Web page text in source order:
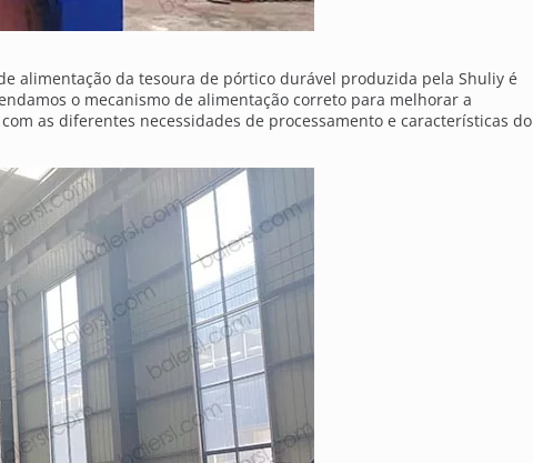
alimentação da tesoura de pórtico durável produzida pela Shuliy é
o mecanismo de alimentação correto para melhorar a
as diferentes necessidades de processamento e características do